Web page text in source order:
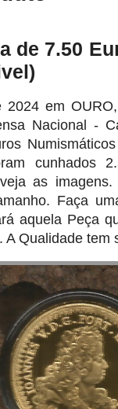
de 7.50
em
Nacional -
cunhados
as
Faça
aquela Peça
Qualidade tem